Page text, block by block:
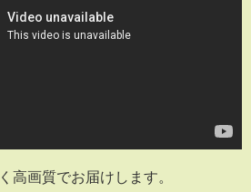
高画質でお届けします。